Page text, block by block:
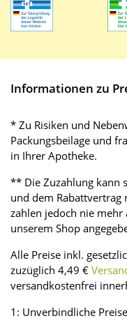
Informationen zu
* Zu Risiken und
Packungsbeilage und
in Ihrer Apotheke.
** Die Zuzahlung kann
und dem Rabattvertrag
zahlen jedoch nie
unserem Shop
Alle Preise inkl.
zuzüglich 4,49 €
versandkostenfrei
1: Unverbindliche